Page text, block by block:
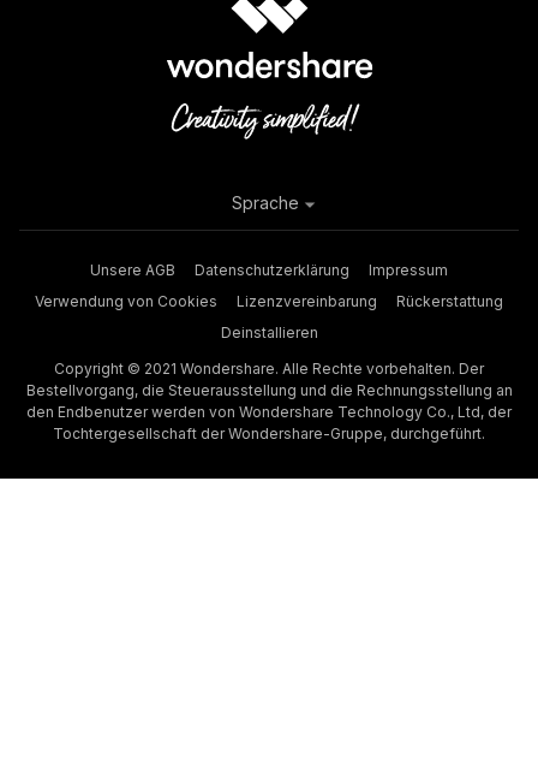
Unsere AGB Datenschutzerklärung
Impressum
Verwendung von Cookies
Lizenzvereinbarung
Rückerstattung
Deinstallieren
Copyright © 2021 Wondershare. Alle Rechte vorbehalten. Der
Bestellvorgang, die Steuerausstellung und die Rechnungsstellung an
den Endbenutzer werden von Wondershare Technology Co., Ltd, der
Tochtergesellschaft der Wondershare-Gruppe, durchgeführt.
Sprache